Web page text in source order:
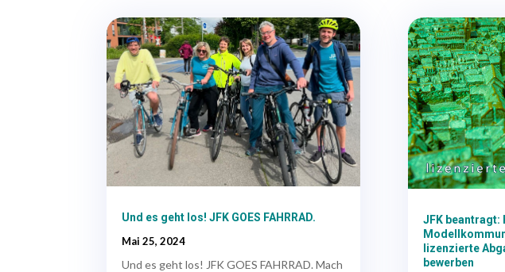
Und es geht los! JFK GOES FAHRRAD.
Mai 25, 2024
Und es geht los! JFK GOES FAHRRAD. Mach
JFK beantragt:
lizenzierte
bewerben